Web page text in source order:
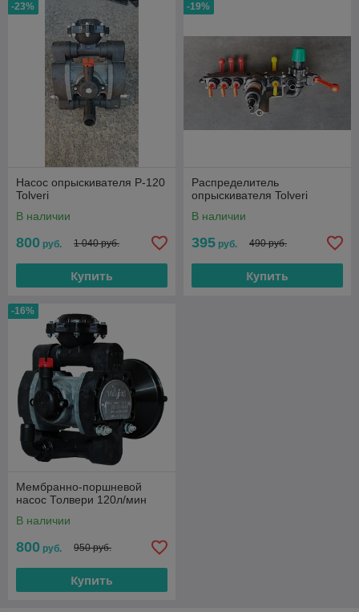
-23%
Насос опрыскивателя P-120
Tolveri
В наличии
800 руб. 1 040 руб.
Купить
-19%
Распределитель
опрыскивателя Tolveri
В наличии
395 руб. 490 руб.
Купить
-16%
Мембранно-поршневой
насос Толвери 120л/мин
В наличии
800 руб. 950 руб.
Купить